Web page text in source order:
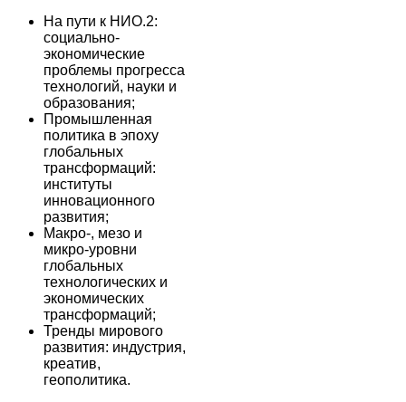
На пути к НИО.2:
социально-
экономические
проблемы прогресса
технологий, науки и
образования;
Промышленная
политика в эпоху
глобальных
трансформаций:
институты
инновационного
развития;
Макро-, мезо и
микро-уровни
глобальных
технологических и
экономических
трансформаций;
Тренды мирового
развития: индустрия,
креатив,
геополитика.